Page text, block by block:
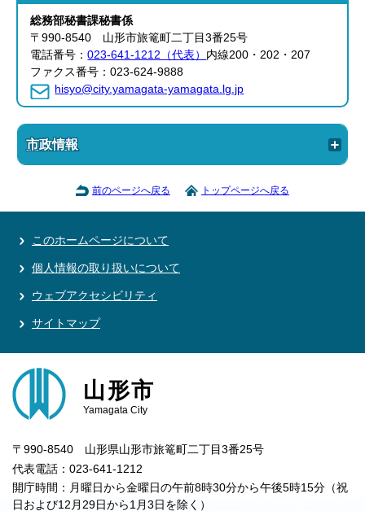
総務部秘書課秘書係
〒990-8540 山形市旅篭町二丁目3番25号
電話番号：023-641-1212（代表） 内線200・202・207
ファクス番号：023-624-9888
hisyo@city.yamagata-yamagata.lg.jp
市政情報
前のページへ戻る トップページへ戻る
このホームページについて
個人情報の取り扱いについて
ウェブアクセシビリティ
サイトマップ
山形市
Yamagata City
〒990-8540 山形県山形市旅篭町二丁目3番25号
代表電話：023-641-1212
開庁時間：月曜日から金曜日の午前8時30分から午後5時15分（祝
日および12月29日から1月3日を除く）